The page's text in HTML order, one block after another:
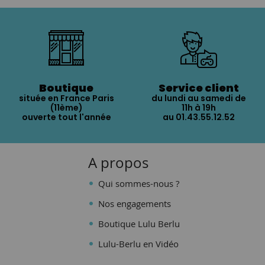
Boutique
située en France Paris
(11ème)
ouverte tout l'année
Service client
du lundi au samedi de
11h à 19h
au 01.43.55.12.52
A propos
Qui sommes-nous ?
Nos engagements
Boutique Lulu Berlu
Lulu-Berlu en Vidéo